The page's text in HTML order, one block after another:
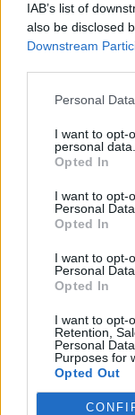
IAB’s list of
also be disclosed
Downstream
Personal
I want to opt-
personal data.
Opted In
I want to opt-
Personal Data.
Opted In
I want to opt-
Personal
Opted In
I want to opt-
Retention,
Personal
Purposes for
Opted Out
Τσιτσιπάς
“Σιμόν
#Ολυμπιακοί
News
και